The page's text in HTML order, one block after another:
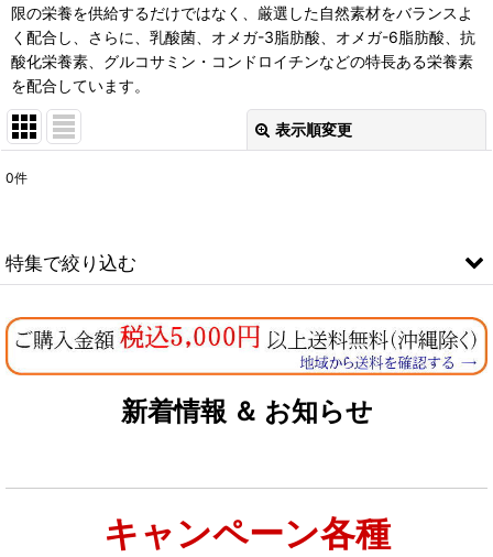
限の栄養を供給するだけではなく、厳選した自然素材をバランスよ
く配合し、さらに、乳酸菌、オメガ-3脂肪酸、オメガ-6脂肪酸、抗
酸化栄養素、グルコサミン・コンドロイチンなどの特長ある栄養素
を配合しています。
表示順変更
絞り込む
0件
特集で絞り込む
なちゅのオリジナルセット
お試しドライフード少量パック犬用
特集：大型犬＆多頭飼い用：セット＆大袋ドッグフード
新着情報 ＆ お知らせ
キャンペーン各種